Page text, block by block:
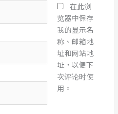
在此浏
览器中保存
我的显示名
称、邮箱地
址和网站地
址，以便下
次评论时使
用。